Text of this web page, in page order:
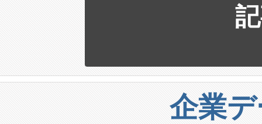
企業